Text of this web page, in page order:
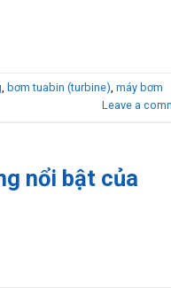
bơm tuabin (turbine) máy bơm
Leave a
nổi bật của